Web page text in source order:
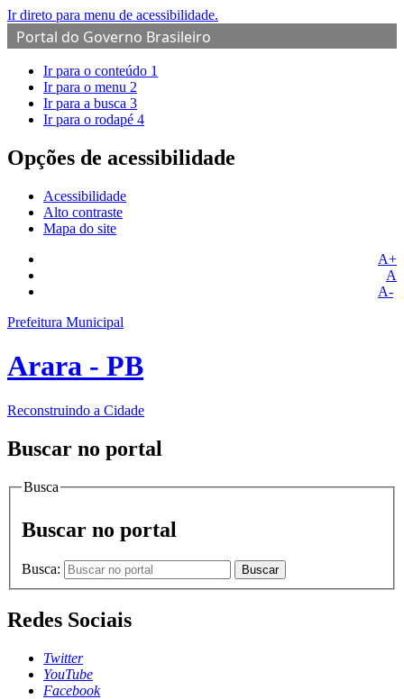
Ir direto para menu de acessibilidade.
Portal do Governo Brasileiro
Ir para o conteúdo 1
Ir para o menu 2
Ir para a busca 3
Ir para o rodapé 4
Opções de acessibilidade
Acessibilidade
Alto contraste
Mapa do site
A+
A
A-
Prefeitura Municipal
Arara - PB
Reconstruindo a Cidade
Buscar no portal
Busca
Buscar no portal
Busca: Buscar
Redes Sociais
Twitter
YouTube
Facebook